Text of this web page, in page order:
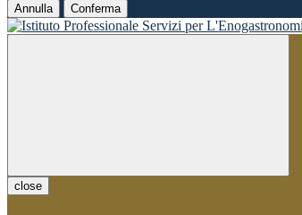
Annulla Conferma
close